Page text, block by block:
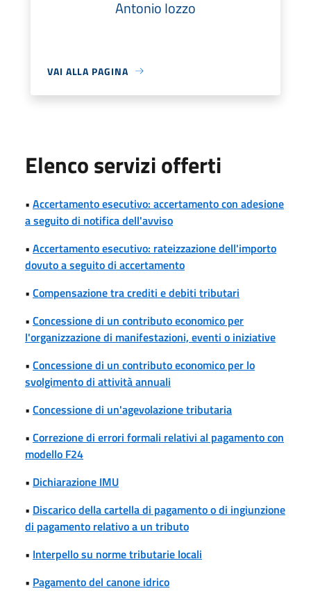
Antonio Iozzo
VAI ALLA PAGINA
Elenco servizi offerti
• Accertamento esecutivo: accertamento con adesione
a seguito di notifica dell'avviso
• Accertamento esecutivo: rateizzazione dell'importo
dovuto a seguito di accertamento
• Compensazione tra crediti e debiti tributari
• Concessione di un contributo economico per
l'organizzazione di manifestazioni, eventi o iniziative
• Concessione di un contributo economico per lo
svolgimento di attività annuali
• Concessione di un'agevolazione tributaria
• Correzione di errori formali relativi al pagamento con
modello F24
• Dichiarazione IMU
• Discarico della cartella di pagamento o di ingiunzione
di pagamento relativo a un tributo
• Interpello su norme tributarie locali
• Pagamento del canone idrico